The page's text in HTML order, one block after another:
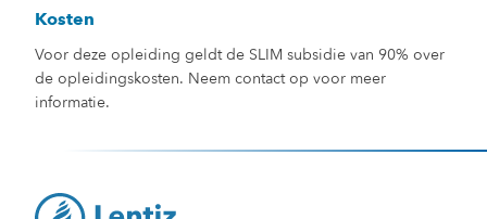
Kosten
Voor deze opleiding geldt de SLIM subsidie van 90% over
de opleidingskosten. Neem contact op voor meer
informatie.